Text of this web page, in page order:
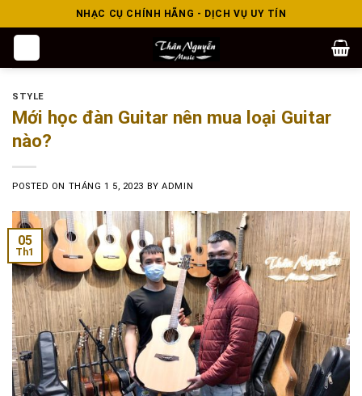
to
NHẠC CỤ CHÍNH HÃNG - DỊCH VỤ UY TÍN
STYLE
Mới học đàn Guitar nên mua loại Guitar
nào?
POSTED ON THÁNG 1 5, 2023 BYADMIN
05
Th1